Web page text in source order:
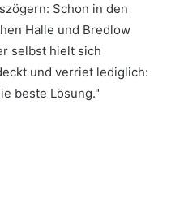
Schon in den
Halle und Bredlow
selbst hielt sich
und verriet lediglich:
beste Lösung."